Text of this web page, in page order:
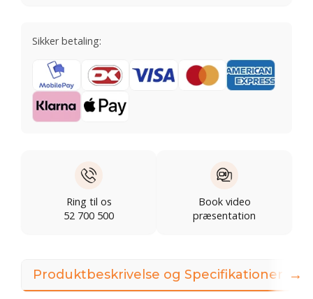
Sikker betaling:
Ring til os
52 700 500
Book video
præsentation
Produktbeskrivelse og Specifikationer →